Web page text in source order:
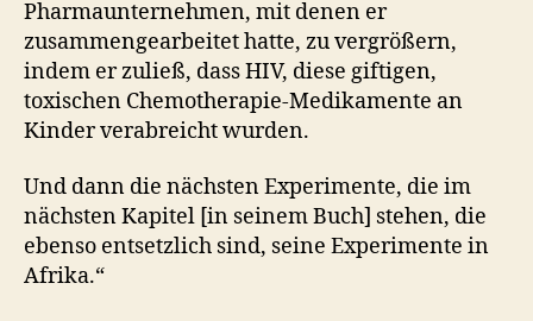
Pharmaunternehmen, mit denen er
zusammengearbeitet hatte, zu vergrößern,
indem er zuließ, dass HIV, diese giftigen,
toxischen Chemotherapie-Medikamente an
Kinder verabreicht wurden.
Und dann die nächsten Experimente, die im
nächsten Kapitel [in seinem Buch] stehen, die
ebenso entsetzlich sind, seine Experimente in
Afrika.“